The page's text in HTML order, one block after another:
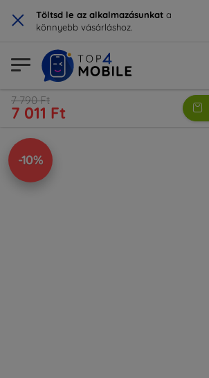
× Töltsd le az alkalmazásunkat a
könnyebb vásárláshoz.
7 790 Ft
7 011 Ft
-10%